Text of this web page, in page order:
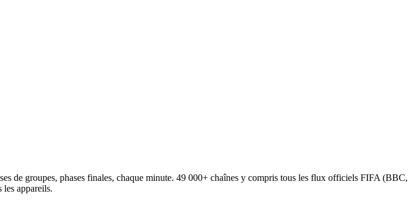
groupes, phases finales, chaque minute. 49 000+ chaînes y compris tous les flux officiels FIFA (BBC,
appareils.